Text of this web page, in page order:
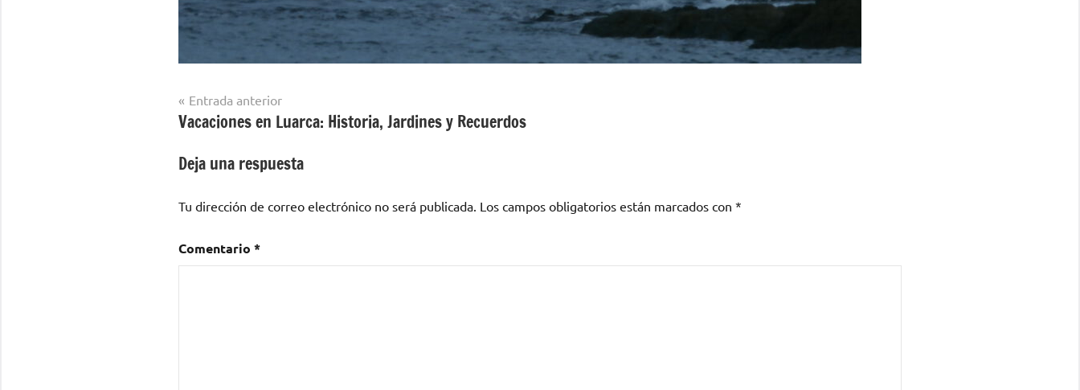
Navegación
de
entradas
Entrada anterior
Vacaciones en Luarca: Historia, Jardines y Recuerdos
Deja una respuesta
Tu dirección de correo electrónico no será publicada. Los campos obligatorios están marcados con *
Comentario *